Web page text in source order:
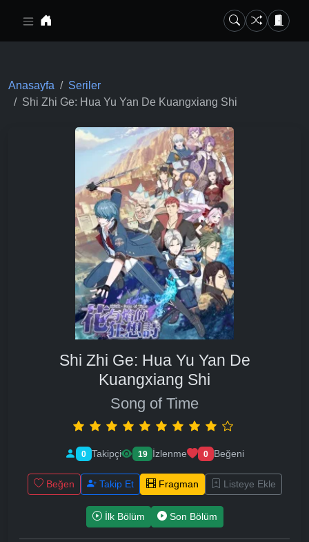
Anasayfa
Seriler
Shi Zhi Ge: Hua Yu Yan De Kuangxiang Shi
Shi Zhi Ge: Hua Yu Yan De
Kuangxiang Shi
Song of Time
0 Takipçi 19 İzlenme 0 Beğeni
Beğen Takip Et Fragman Listeye Ekle
İlk Bölüm Son Bölüm